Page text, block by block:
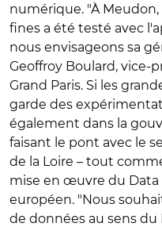
numérique. "À
fines a été testé avec
nous envisageons sa
Geoffroy Boulard, vice-
Grand Paris. Si les
garde des
également dans la
faisant le pont avec le
de la Loire – tout
mise en œuvre du Data
européen. "Nous
de données au sens